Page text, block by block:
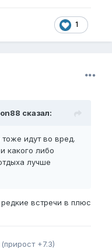
1
сказал:
идут во вред.
какого либо
лучше
встречи в плюс
+7.3)